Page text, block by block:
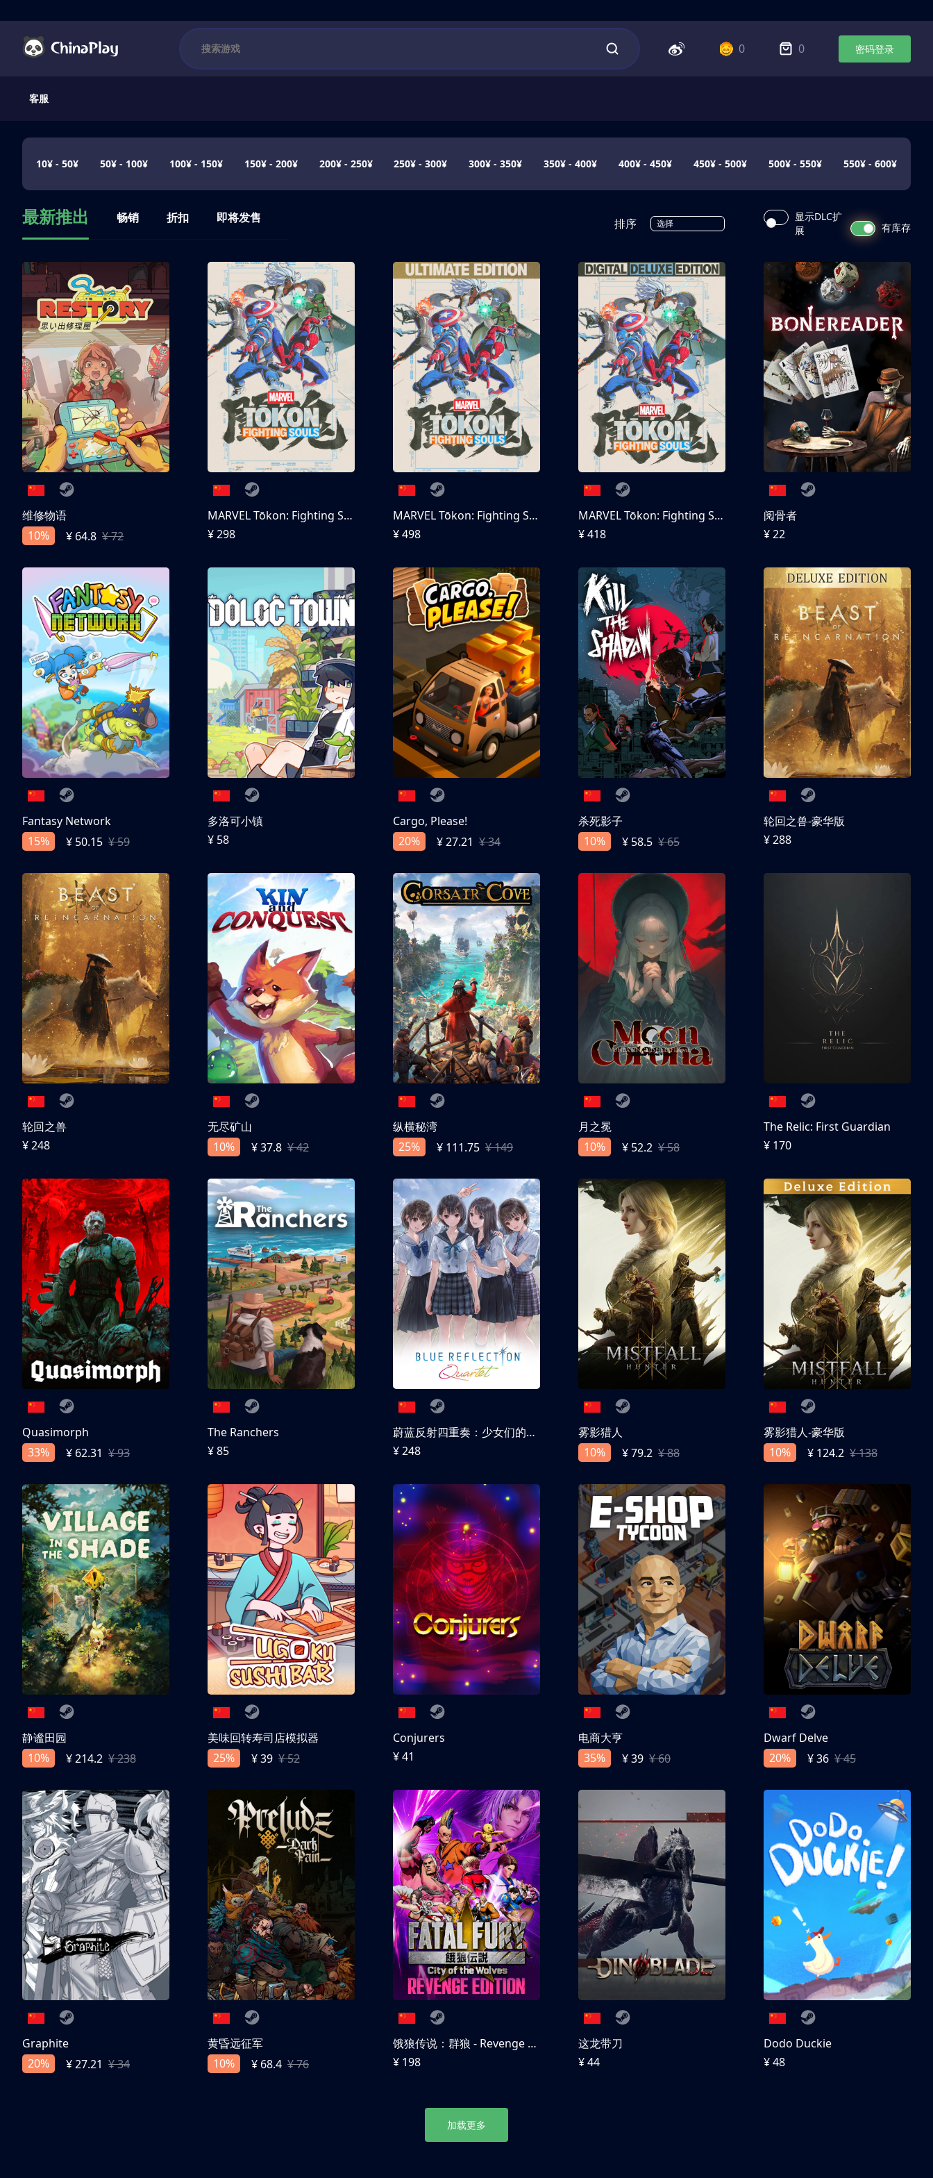
0 0 密码登录
客服
10¥ - 50¥ 50¥ - 100¥ 100¥ - 150¥ 150¥ - 200¥ 200¥ - 250¥ 250¥ - 300¥ 300¥ - 350¥ 350¥ - 400¥ 400¥ - 450¥ 450¥ - 500¥ 500¥ - 550¥ 550¥ - 600¥
最新推出 畅销 折扣 即将发售 排序 选择
显示DLC扩
展
有库存
维修物语
10%
¥ 64.8 ¥ 72
MARVEL Tōkon: Fighting Souls
¥ 298
MARVEL Tōkon: Fighting Souls 终极版
¥ 498
MARVEL Tōkon: Fighting Souls 数字豪华版
¥ 418
阅骨者
¥ 22
Fantasy Network
15%
¥ 50.15 ¥ 59
多洛可小镇
¥ 58
Cargo, Please!
20%
¥ 27.21 ¥ 34
杀死影子
10%
¥ 58.5 ¥ 65
轮回之兽-豪华版
¥ 288
轮回之兽
¥ 248
无尽矿山
10%
¥ 37.8 ¥ 42
纵横秘湾
25%
¥ 111.75 ¥ 149
月之冕
10%
¥ 52.2 ¥ 58
The Relic: First Guardian
¥ 170
Quasimorph
33%
¥ 62.31 ¥ 93
The Ranchers
¥ 85
蔚蓝反射四重奏：少女们的奇迹
¥ 248
雾影猎人
10%
¥ 79.2 ¥ 88
雾影猎人-豪华版
10%
¥ 124.2 ¥ 138
静谧田园
10%
¥ 214.2 ¥ 238
美味回转寿司店模拟器
25%
¥ 39 ¥ 52
Conjurers
¥ 41
电商大亨
35%
¥ 39 ¥ 60
Dwarf Delve
20%
¥ 36 ¥ 45
Graphite
20%
¥ 27.21 ¥ 34
黄昏远征军
10%
¥ 68.4 ¥ 76
饿狼传说：群狼 - Revenge Edition
¥ 198
这龙带刀
¥ 44
Dodo Duckie
¥ 48
加载更多